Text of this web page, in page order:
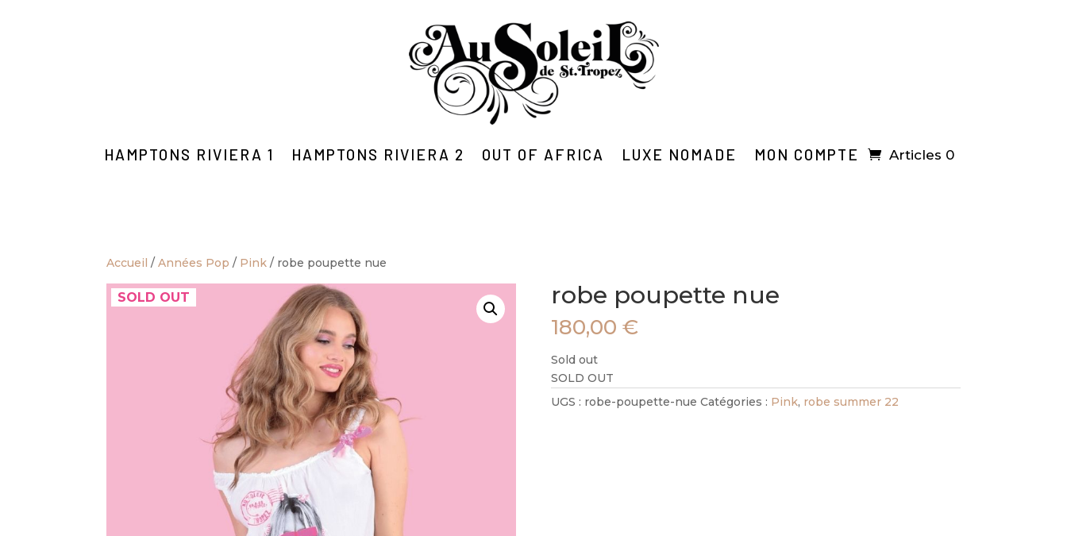
HAMPTONS RIVIERA 1 HAMPTONS RIVIERA 2 OUT OF AFRICA LUXE NOMADE MON COMPTE Articles 0
Accueil /Années Pop / Pink / robe poupette nue
SOLD OUT robe poupette nue
180,00 €
Sold out
SOLD OUT
UGS : robe-poupette-nue Catégories : Pink, robe summer 22